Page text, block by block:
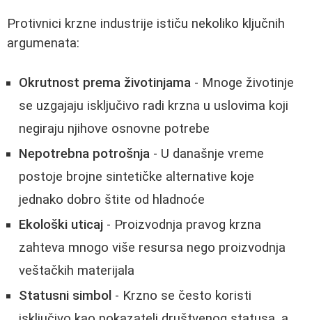
Protivnici krzne industrije ističu nekoliko ključnih
argumenata:
Okrutnost prema životinjama - Mnoge životinje
se uzgajaju isključivo radi krzna u uslovima koji
negiraju njihove osnovne potrebe
Nepotrebna potrošnja - U današnje vreme
postoje brojne sintetičke alternative koje
jednako dobro štite od hladnoće
Ekološki uticaj - Proizvodnja pravog krzna
zahteva mnogo više resursa nego proizvodnja
veštačkih materijala
Statusni simbol - Krzno se često koristi